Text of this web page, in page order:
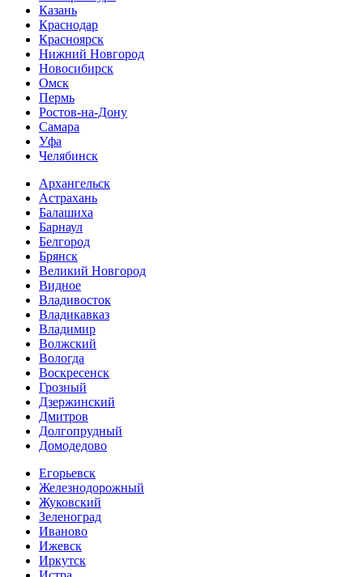
Казань
Краснодар
Красноярск
Нижний Новгород
Новосибирск
Омск
Пермь
Ростов-на-Дону
Самара
Уфа
Челябинск
Архангельск
Астрахань
Балашиха
Барнаул
Белгород
Брянск
Великий Новгород
Видное
Владивосток
Владикавказ
Владимир
Волжский
Вологда
Воскресенск
Грозный
Дзержинский
Дмитров
Долгопрудный
Домодедово
Егорьевск
Железнодорожный
Жуковский
Зеленоград
Иваново
Ижевск
Иркутск